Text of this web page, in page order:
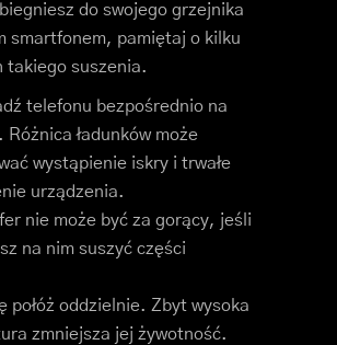
do swojego grzejnika
smartfonem, pamiętaj o kilku
takiego suszenia.
telefonu bezpośrednio na
Różnica ładunków może
wystąpienie iskry i trwałe
urządzenia.
nie może być za gorący, jeśli
na nim suszyć części
połóż oddzielnie. Zbyt wysoka
zmniejsza jej żywotność.